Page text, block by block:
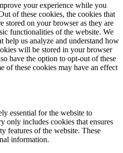
your experience while you
of these cookies, the cookies that
stored on your browser as they are
functionalities of the website. We
help us analyze and understand how
will be stored in your browser
have the option to opt-out of these
of these cookies may have an effect
essential for the website to
only includes cookies that ensures
features of the website. These
information.